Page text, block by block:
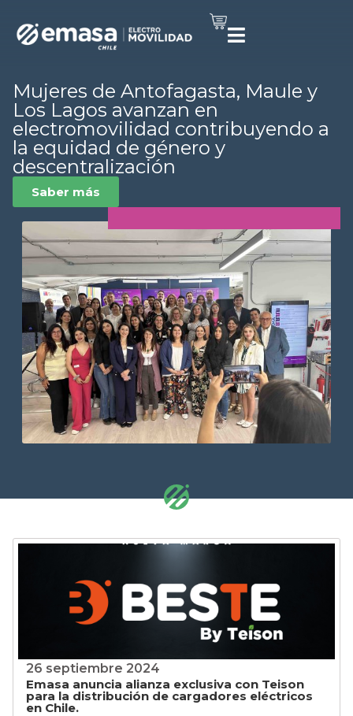
Mujeres de Antofagasta, Maule y
Los Lagos avanzan en
electromovilidad contribuyendo a
la equidad de género y
descentralización
Saber más
26 septiembre 2024
Emasa anuncia alianza exclusiva con Teison
para la distribución de cargadores eléctricos
en Chile.